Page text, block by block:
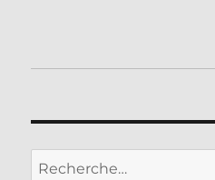
Recherche